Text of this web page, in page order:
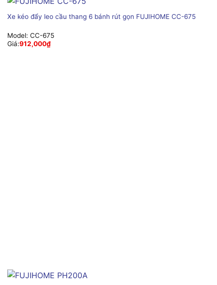
Xe kéo đẩy leo cầu thang 6 bánh rút gọn FUJIHOME CC-675
Model: CC-675
Giá:912,000₫